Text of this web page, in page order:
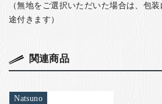
（無地をご選択いただいた場合は、包
途付きます）
関連商品
Natsuno